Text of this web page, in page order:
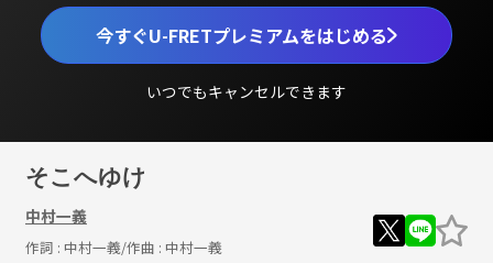
今すぐU-FRETプレミアムをはじめる
いつでもキャンセルできます
そこへゆけ
中村一義
作詞 : 中村一義/作曲 : 中村一義